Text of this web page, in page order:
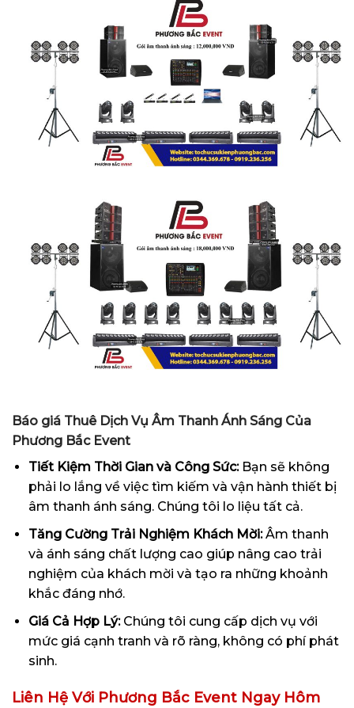
Báo giá Thuê Dịch Vụ Âm Thanh Ánh Sáng Của
Phương Bắc Event
Tiết Kiệm Thời Gian và Công Sức:Bạn sẽ không
phải lo lắng về việc tìm kiếm và vận hành thiết bị
âm thanh ánh sáng. Chúng tôi lo liệu tất cả.
Tăng Cường Trải Nghiệm Khách Mời:Âm thanh
và ánh sáng chất lượng cao giúp nâng cao trải
nghiệm của khách mời và tạo ra những khoảnh
khắc đáng nhớ.
Giá Cả Hợp Lý:Chúng tôi cung cấp dịch vụ với
mức giá cạnh tranh và rõ ràng, không có phí phát
sinh.
Liên Hệ Với Phương Bắc Event Ngay Hôm